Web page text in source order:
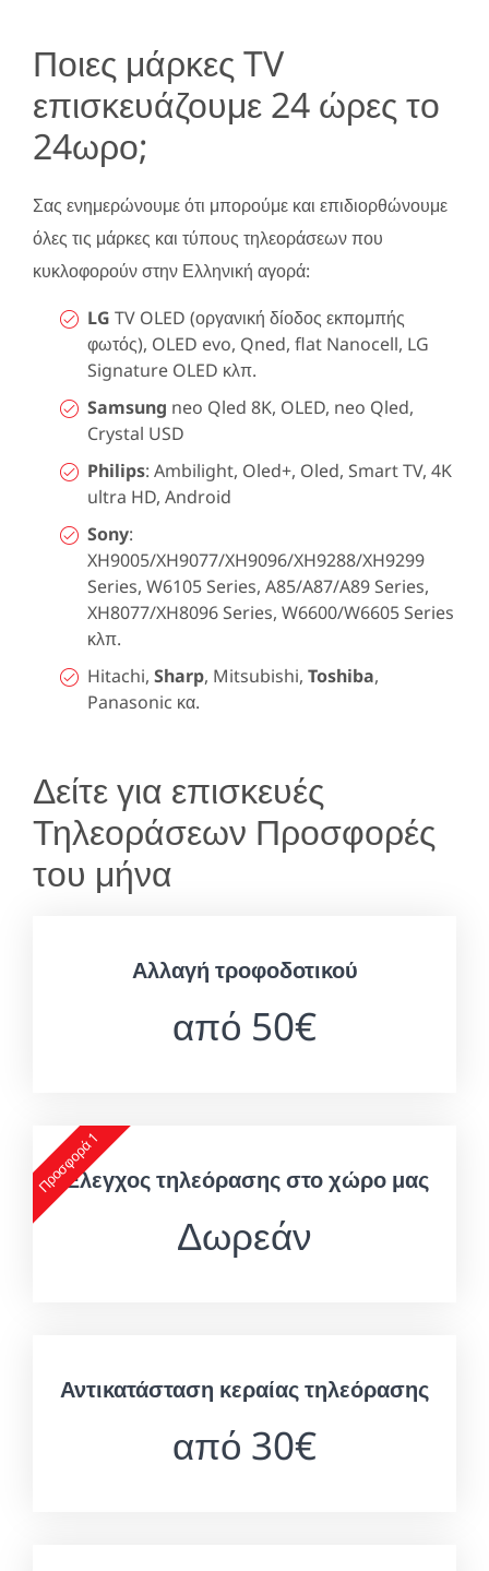
Ποιες μάρκες TV
επισκευάζουμε 24 ώρες το
24ωρο;
Σας ενημερώνουμε ότι μπορούμε και επιδιορθώνουμε
όλες τις μάρκες και τύπους τηλεοράσεων που
κυκλοφορούν στην Ελληνική αγορά:
LG TV OLED (οργανική δίοδος εκπομπής
φωτός), OLED evo, Qned, flat Nanocell, LG
Signature OLED κλπ.
Samsung neo Qled 8K, OLED, neo Qled,
Crystal USD
Philips: Ambilight, Oled+, Oled, Smart TV, 4K
ultra HD, Android
Sony:
XH9005/XH9077/XH9096/XH9288/XH9299
Series, W6105 Series, A85/A87/A89 Series,
XH8077/XH8096 Series, W6600/W6605 Series
κλπ.
Hitachi, Sharp, Mitsubishi, Toshiba,
Panasonic κα.
Δείτε για επισκευές
Τηλεοράσεων Προσφορές
του μήνα
Αλλαγή τροφοδοτικού
από 50€
Προσφορά 1
Έλεγχος τηλεόρασης στο χώρο μας
Δωρεάν
Αντικατάσταση κεραίας τηλεόρασης
από 30€